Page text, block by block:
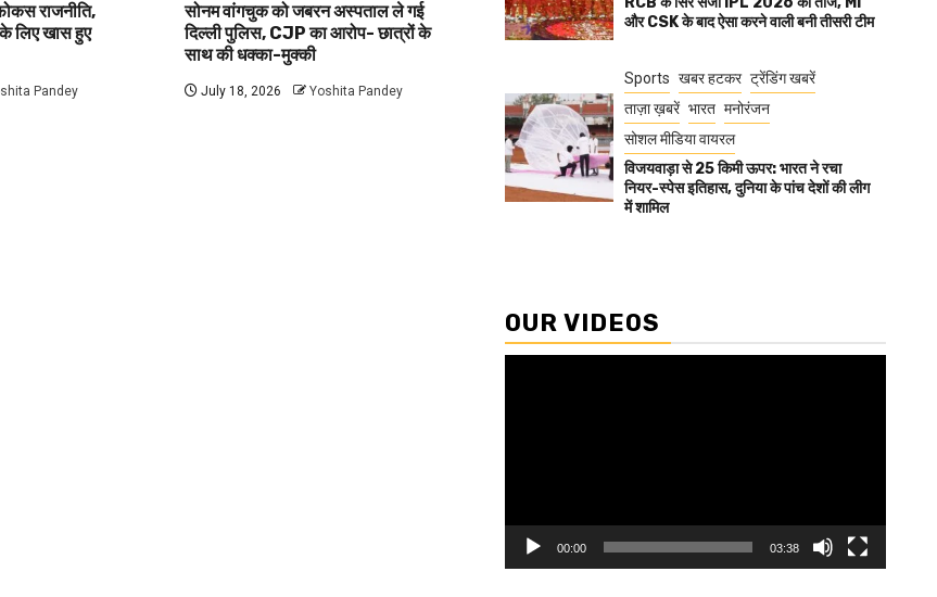
राजनीति,
के लिए खास हुए
Pandey
सोनम वांगचुक को जबरन अस्पताल ले गई
दिल्ली पुलिस, CJP का आरोप- छात्रों के
साथ की धक्का-मुक्की
July 18, 2026 Yoshita Pandey
और CSK के बाद ऐसा करने वाली बनी तीसरी टीम
Sports खबर हटकर ट्रेंडिंग खबरें
ताज़ा ख़बरें भारत मनोरंजन
सोशल मीडिया वायरल
विजयवाड़ा से 25 किमी ऊपर: भारत ने रचा
नियर-स्पेस इतिहास, दुनिया के पांच देशों की लीग
में शामिल
OUR VIDEOS
00:00 03:38